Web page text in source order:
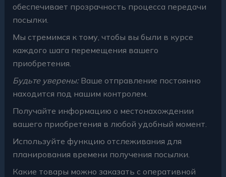
обеспечивает прозрачность процесса передачи
посылки.
Мы стремимся к тому, чтобы вы были в курсе
каждого шага перемещения вашего
приобретения.
Будьте уверены:Ваше отправление постоянно
находится под нашим контролем.
Получайте информацию о местонахождении
вашего приобретения в любой удобный момент.
Используйте функцию отслеживания для
планирования времени получения посылки.
Какие товары можно заказать с оперативной